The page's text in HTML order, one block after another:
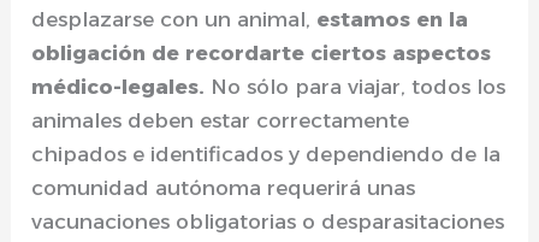
desplazarse con un animal, estamos en la
obligación de recordarte ciertos aspectos
médico-legales. No sólo para viajar, todos los
animales deben estar correctamente
chipados e identificados y dependiendo de la
comunidad autónoma requerirá unas
vacunaciones obligatorias o desparasitaciones